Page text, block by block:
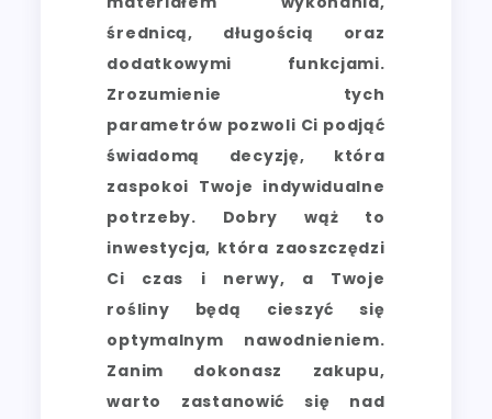
średnicą, długością oraz
dodatkowymi funkcjami.
Zrozumienie tych
parametrów pozwoli Ci podjąć
świadomą decyzję, która
zaspokoi Twoje indywidualne
potrzeby. Dobry wąż to
inwestycja, która zaoszczędzi
Ci czas i nerwy, a Twoje
rośliny będą cieszyć się
optymalnym nawodnieniem.
Zanim dokonasz zakupu,
warto zastanowić się nad